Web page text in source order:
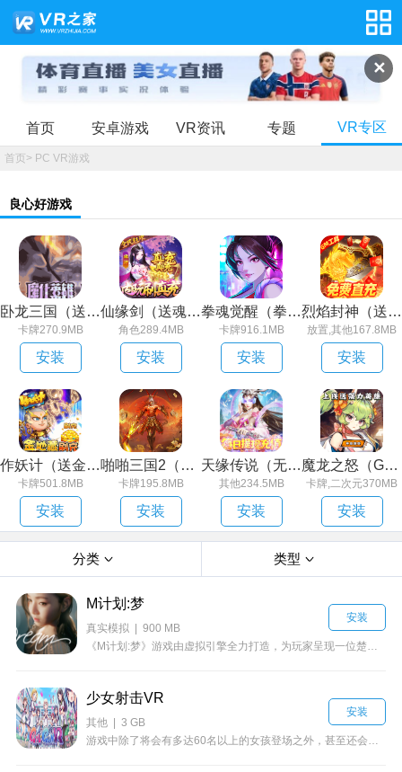
✕
首页 安卓游戏 VR资讯 专题 VR专区
首页> PC VR游戏
良心好游戏
卧龙三国（送魔化张飞）
卡牌270.9MB
安装
仙缘剑（送魂环无限刷充）
角色289.4MB
安装
拳魂觉醒（拳皇正版授权）
卡牌916.1MB
安装
烈焰封神（送黑龙刷充）
放置,其他167.8MB
安装
作妖计（送金地藏刷充）
卡牌501.8MB
安装
啪啪三国2（解码免支付）
卡牌195.8MB
安装
天缘传说（无限狂刷版）
其他234.5MB
安装
魔龙之怒（GM海克斯科技）
卡牌,二次元370MB
安装
分类 类型
M计划:梦
真实模拟 | 900 MB
安装
少女射击VR
其他 | 3 GB
安装